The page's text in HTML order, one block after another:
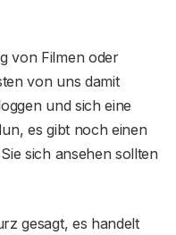
von Filmen oder
von uns damit
und sich eine
es gibt noch einen
sich ansehen sollten
gesagt, es handelt